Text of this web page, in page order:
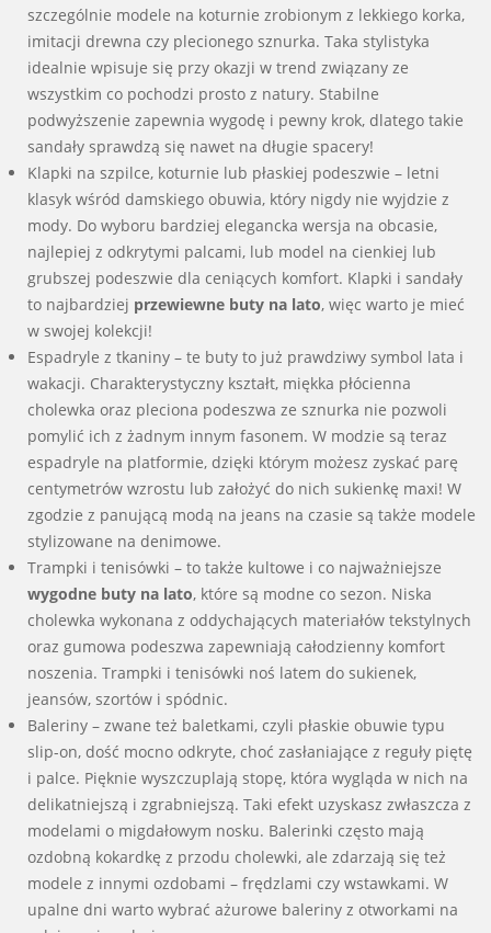
szczególnie modele na koturnie zrobionym z lekkiego korka,
imitacji drewna czy plecionego sznurka. Taka stylistyka
idealnie wpisuje się przy okazji w trend związany ze
wszystkim co pochodzi prosto z natury. Stabilne
podwyższenie zapewnia wygodę i pewny krok, dlatego takie
sandały sprawdzą się nawet na długie spacery!
Klapki na szpilce, koturnie lub płaskiej podeszwie – letni
klasyk wśród damskiego obuwia, który nigdy nie wyjdzie z
mody. Do wyboru bardziej elegancka wersja na obcasie,
najlepiej z odkrytymi palcami, lub model na cienkiej lub
grubszej podeszwie dla ceniących komfort. Klapki i sandały
to najbardziej przewiewne buty na lato, więc warto je mieć
w swojej kolekcji!
Espadryle z tkaniny – te buty to już prawdziwy symbol lata i
wakacji. Charakterystyczny kształt, miękka płócienna
cholewka oraz pleciona podeszwa ze sznurka nie pozwoli
pomylić ich z żadnym innym fasonem. W modzie są teraz
espadryle na platformie, dzięki którym możesz zyskać parę
centymetrów wzrostu lub założyć do nich sukienkę maxi! W
zgodzie z panującą modą na jeans na czasie są także modele
stylizowane na denimowe.
Trampki i tenisówki – to także kultowe i co najważniejsze
wygodne buty na lato, które są modne co sezon. Niska
cholewka wykonana z oddychających materiałów tekstylnych
oraz gumowa podeszwa zapewniają całodzienny komfort
noszenia. Trampki i tenisówki noś latem do sukienek,
jeansów, szortów i spódnic.
Baleriny – zwane też baletkami, czyli płaskie obuwie typu
slip-on, dość mocno odkryte, choć zasłaniające z reguły piętę
i palce. Pięknie wyszczuplają stopę, która wygląda w nich na
delikatniejszą i zgrabniejszą. Taki efekt uzyskasz zwłaszcza z
modelami o migdałowym nosku. Balerinki często mają
ozdobną kokardkę z przodu cholewki, ale zdarzają się też
modele z innymi ozdobami – frędzlami czy wstawkami. W
upalne dni warto wybrać ażurowe baleriny z otworkami na